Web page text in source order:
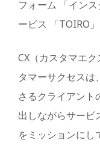
フォーム 「イン
ービス 「TOIRO
CX（カスタマエ
タマーサクセスは
さるクライアント
出しながらサービ
をミッションにし